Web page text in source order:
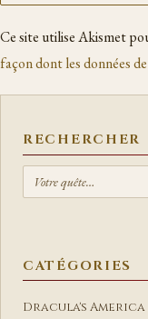
Ce site utilise Akismet
façon dont les données
RECHERCHER
E
E
R
C
CATÉGORIES
Dracula's America